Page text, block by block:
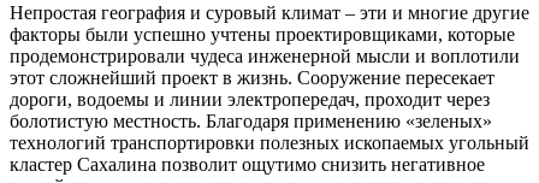
Непростая география и суровый климат – эти и многие другие
факторы были успешно учтены проектировщиками, которые
продемонстрировали чудеса инженерной мысли и воплотили
этот сложнейший проект в жизнь. Сооружение пересекает
дороги, водоемы и линии электропередач, проходит через
болотистую местность. Благодаря применению «зеленых»
технологий транспортировки полезных ископаемых угольный
кластер Сахалина позволит ощутимо снизить негативное